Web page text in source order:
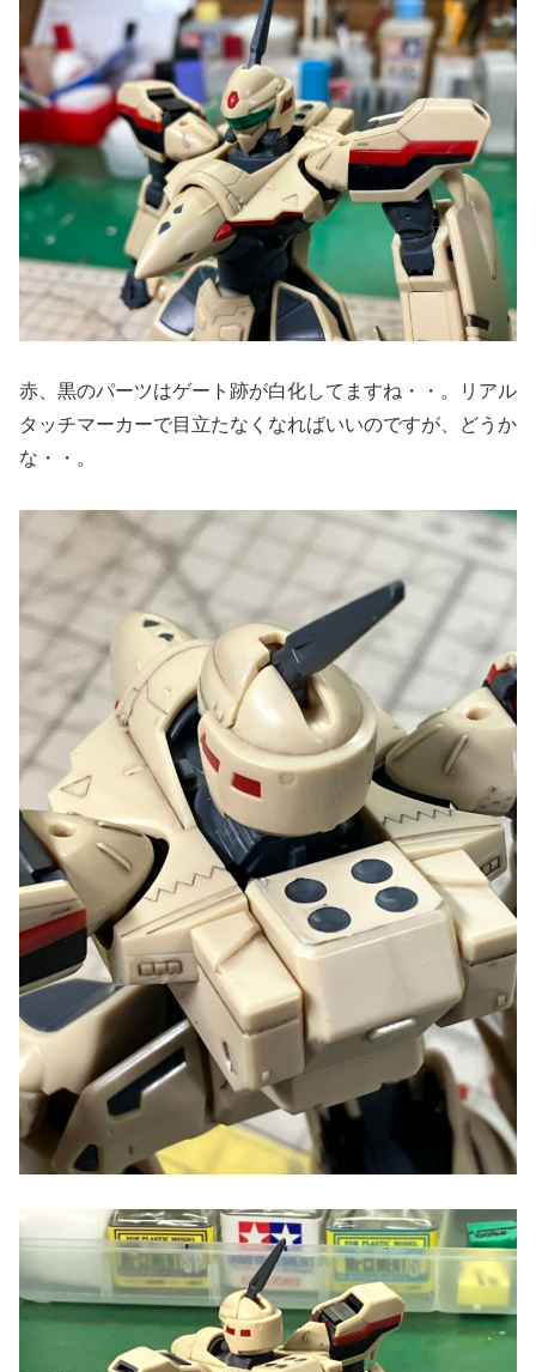
赤、黒のパーツはゲート跡が白化してますね・・。リアル
タッチマーカーで目立たなくなればいいのですが、どうか
な・・。